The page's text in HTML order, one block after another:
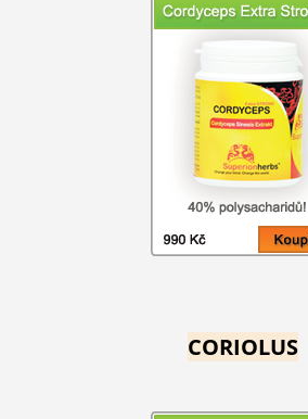
CORIOLUS